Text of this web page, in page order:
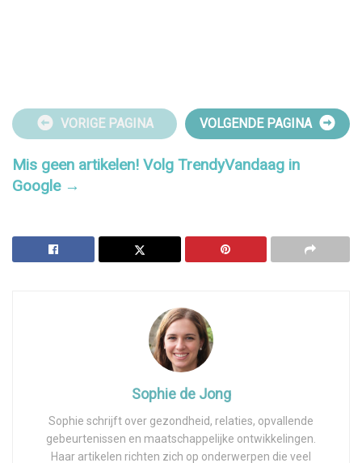
VORIGE PAGINA VOLGENDE PAGINA
Mis geen artikelen! Volg TrendyVandaag in
Google →
Sophie de Jong
Sophie schrijft over gezondheid, relaties, opvallende
gebeurtenissen en maatschappelijke ontwikkelingen.
Haar artikelen richten zich op onderwerpen die veel